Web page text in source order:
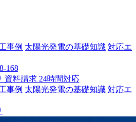
事例 太陽光発電の基礎知識 対応エ
168
資料請求 24時間対応
事例 太陽光発電の基礎知識 対応エ